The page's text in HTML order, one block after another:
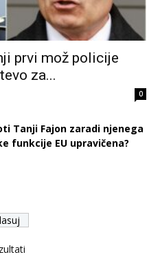
prvi mož policije
za...
0
Tanji Fajon zaradi njenega
funkcije EU upravičena?